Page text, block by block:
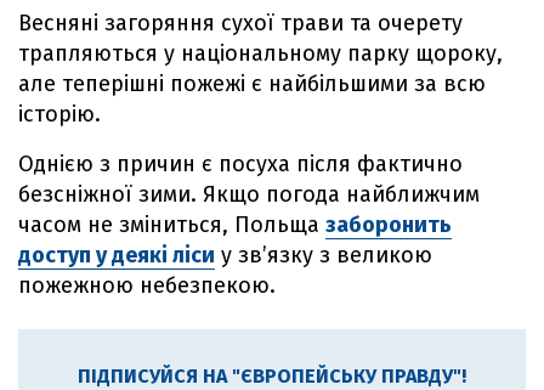
Весняні загоряння сухої трави та очерету
трапляються у національному парку щороку,
але теперішні пожежі є найбільшими за всю
історію.
Однією з причин є посуха після фактично
безсніжної зими. Якщо погода найближчим
часом не зміниться, Польща заборонить
доступ у деякі ліси у зв’язку з великою
пожежною небезпекою.
ПІДПИСУЙСЯ НА "ЄВРОПЕЙСЬКУ ПРАВДУ"!